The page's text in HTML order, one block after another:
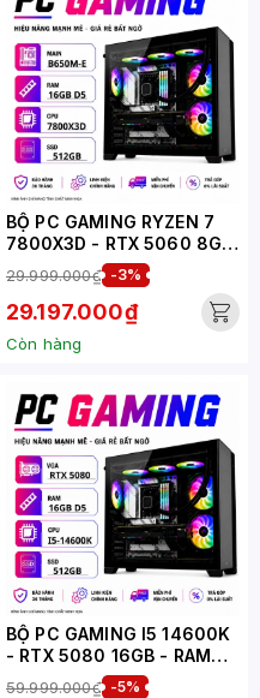
BỘ PC GAMING RYZEN 7
7800X3D - RTX 5060 8GB
(XUEPC247-G)
29.999.000₫ -3%
29.197.000₫
Còn hàng
BỘ PC GAMING I5 14600K
- RTX 5080 16GB - RAM
DDR5 (XUEPC033-G)
59.999.000₫ -5%